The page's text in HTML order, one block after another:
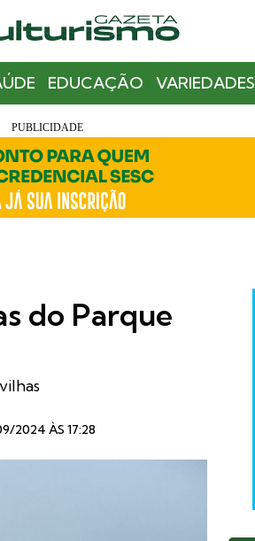
EDUCAÇÃO VARIEDADES
do Parque
2024 ÀS 17:28